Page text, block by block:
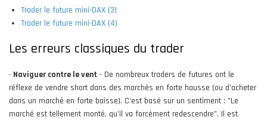
Trader le future mini-DAX (3)
Trader le future mini-DAX (4)
Les erreurs classiques du trader
• Naviguer contre le vent - De nombreux traders de futures ont le
réflexe de vendre short dans des marchés en forte hausse (ou d’acheter
dans un marché en forte baisse). C’est basé sur un sentiment : "Le
marché est tellement monté, qu’il va forcément redescendre". Il est